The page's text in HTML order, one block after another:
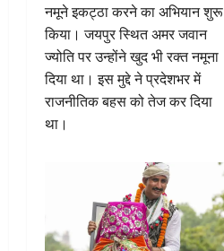
नमूने इकट्ठा करने का अभियान शुरू
किया। जयपुर स्थित अमर जवान
ज्योति पर उन्होंने खुद भी रक्त नमूना
दिया था। इस मुद्दे ने प्रदेशभर में
राजनीतिक बहस को तेज कर दिया
था।